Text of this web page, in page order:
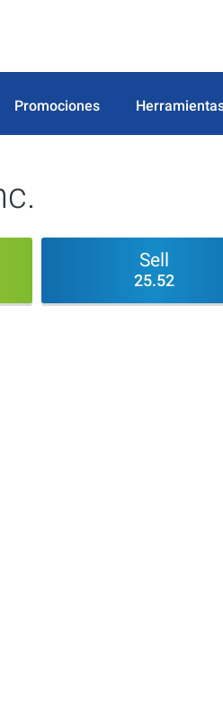
Promociones
Sell
25.52